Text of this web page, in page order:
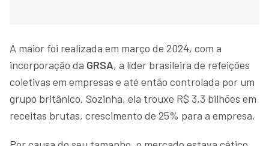
A maior foi realizada em março de 2024, com a
incorporação da GRSA, a líder brasileira de refeições
coletivas em empresas e até então controlada por um
grupo britânico. Sozinha, ela trouxe R$ 3,3 bilhões em
receitas brutas, crescimento de 25% para a empresa.